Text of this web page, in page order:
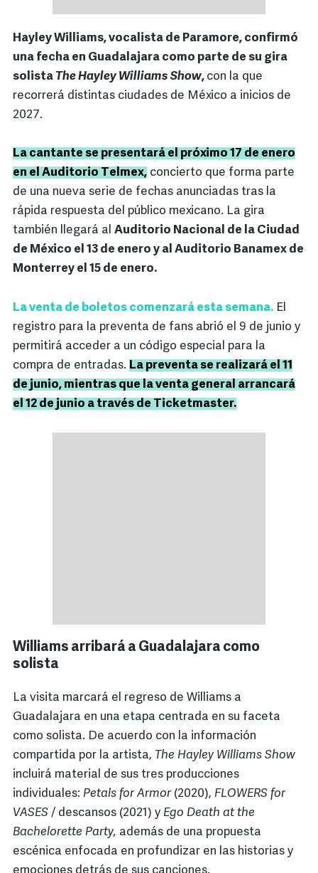
Hayley Williams, vocalista de Paramore, confirmó
una fecha en Guadalajara como parte de su gira
solistaThe Hayley Williams Show, con la que
recorrerá distintas ciudades de México a inicios de
2027.
La cantante se presentará el próximo 17 de enero
en el Auditorio Telmex, concierto que forma parte
de una nueva serie de fechas anunciadas tras la
rápida respuesta del público mexicano. La gira
también llegará al Auditorio Nacional de la Ciudad
de México el 13 de enero y al Auditorio Banamex de
Monterrey el 15 de enero.
La venta de boletos comenzará esta semana. El
registro para la preventa de fans abrió el 9 de junio y
permitirá acceder a un código especial para la
compra de entradas. La preventa se realizará el 11
de junio, mientras que la venta general arrancará
el 12 de junio a través de Ticketmaster.
Williams arribará a Guadalajara como
solista
La visita marcará el regreso de Williams a
Guadalajara en una etapa centrada en su faceta
como solista. De acuerdo con la información
compartida por la artista, The Hayley Williams Show
incluirá material de sus tres producciones
individuales: Petals for Armor(2020), FLOWERS for
VASES / descansos (2021) y Ego Death at the
Bachelorette Party, además de una propuesta
escénica enfocada en profundizar en las historias y